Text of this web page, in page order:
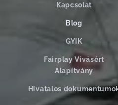
Kapcsolat
Blog
GYIK
Fairplay Vívásért
Alapítvány
Hivatalos